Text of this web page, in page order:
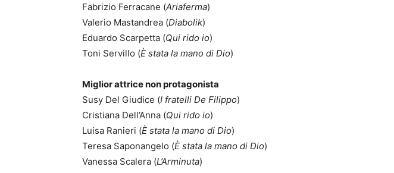
Fabrizio Ferracane (Ariaferma)
Valerio Mastandrea (Diabolik)
Eduardo Scarpetta (Qui rido io)
Toni Servillo (È stata la mano di Dio)
Miglior attrice non protagonista
Susy Del Giudice (I fratelli De Filippo)
Cristiana Dell’Anna (Qui rido io)
Luisa Ranieri (È stata la mano di Dio)
Teresa Saponangelo (È stata la mano di Dio)
Vanessa Scalera (L’Arminuta)